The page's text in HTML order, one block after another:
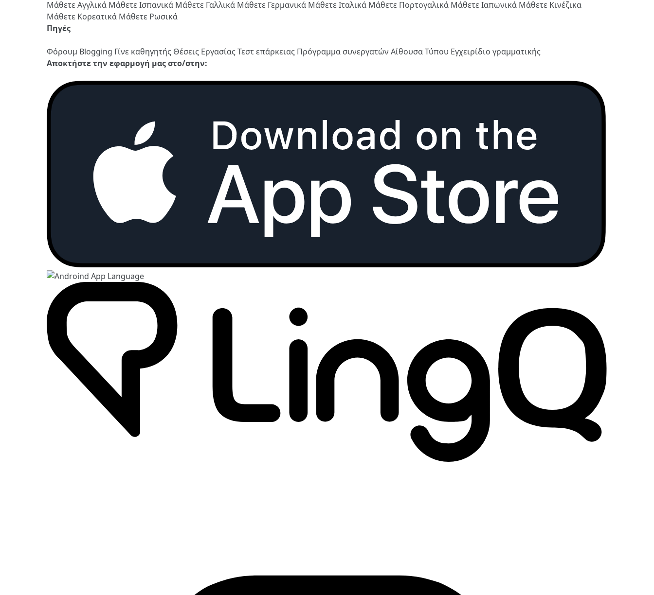
Μάθετε Αγγλικά Μάθετε Ισπανικά Μάθετε Γαλλικά Μάθετε Γερμανικά Μάθετε Ιταλικά Μάθετε Πορτογαλικά Μάθετε Ιαπωνικά Μάθετε Κινέζικα
Μάθετε Κορεατικά Μάθετε Ρωσικά
Πηγές
Φόρουμ Blogging Γίνε καθηγητής Θέσεις ΕργασίαςΤεστ επάρκειας Πρόγραμμα συνεργατών Αίθουσα Τύπου Εγχειρίδιο γραμματικής
Αποκτήστε την εφαρμογή μας στο/στην: